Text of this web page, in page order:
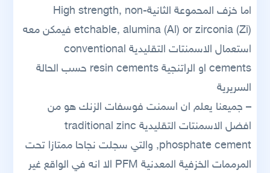
اما خزف المحموعة الثانيةHigh strength, non-
etchable, alumina (Al) or zirconia (Zi) فيمكن معه
استعمال الاسمنتات التقليدية conventional
cements او الراتنجية resin cements حسب الحالة
السريرية
– جميعنا يعلم ان اسمنت فوسفات الزنك هو من
افضل الاسمنتات التقليدية traditional zinc
phosphate cement, والتي سجلت نجاحا ممتازا تحت
المرممات الخزفية المعدنية PFM الا انه في الواقع غير